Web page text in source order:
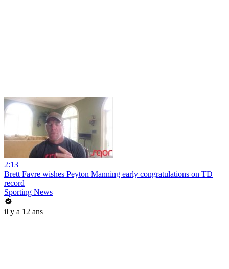
2:13
Brett Favre wishes Peyton Manning early congratulations on TD
record
Sporting News
il y a 12 ans